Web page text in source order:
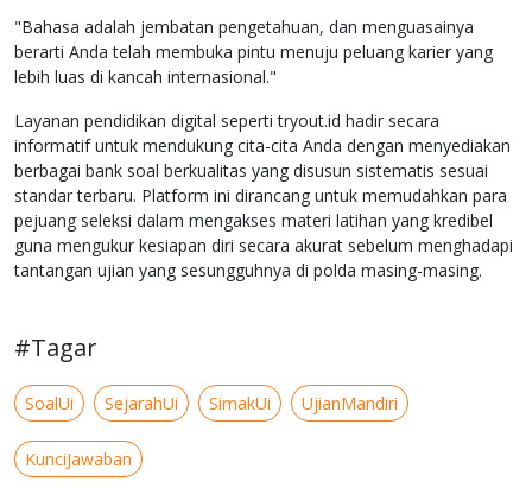
"Bahasa adalah jembatan pengetahuan, dan menguasainya
berarti Anda telah membuka pintu menuju peluang karier yang
lebih luas di kancah internasional."
Layanan pendidikan digital seperti tryout.id hadir secara
informatif untuk mendukung cita-cita Anda dengan menyediakan
berbagai bank soal berkualitas yang disusun sistematis sesuai
standar terbaru. Platform ini dirancang untuk memudahkan para
pejuang seleksi dalam mengakses materi latihan yang kredibel
guna mengukur kesiapan diri secara akurat sebelum menghadapi
tantangan ujian yang sesungguhnya di polda masing-masing.
#Tagar
SoalUi SejarahUi SimakUi UjianMandiri
KunciJawaban